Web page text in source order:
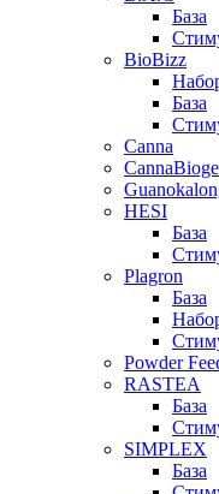
База
BioBizz
База
Canna
HESI
База
Plagron
База
Powder
RASTEA
База
SIMPLEX
База